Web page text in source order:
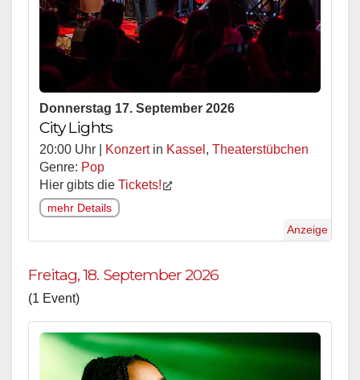
Donnerstag 17. September 2026
City Lights
20:00 Uhr | Konzertin Kassel , Theaterstübchen
Genre: Pop
Hier gibts die Tickets!
mehr Details
Anzeige
Freitag, 18. September 2026
(1 Event)